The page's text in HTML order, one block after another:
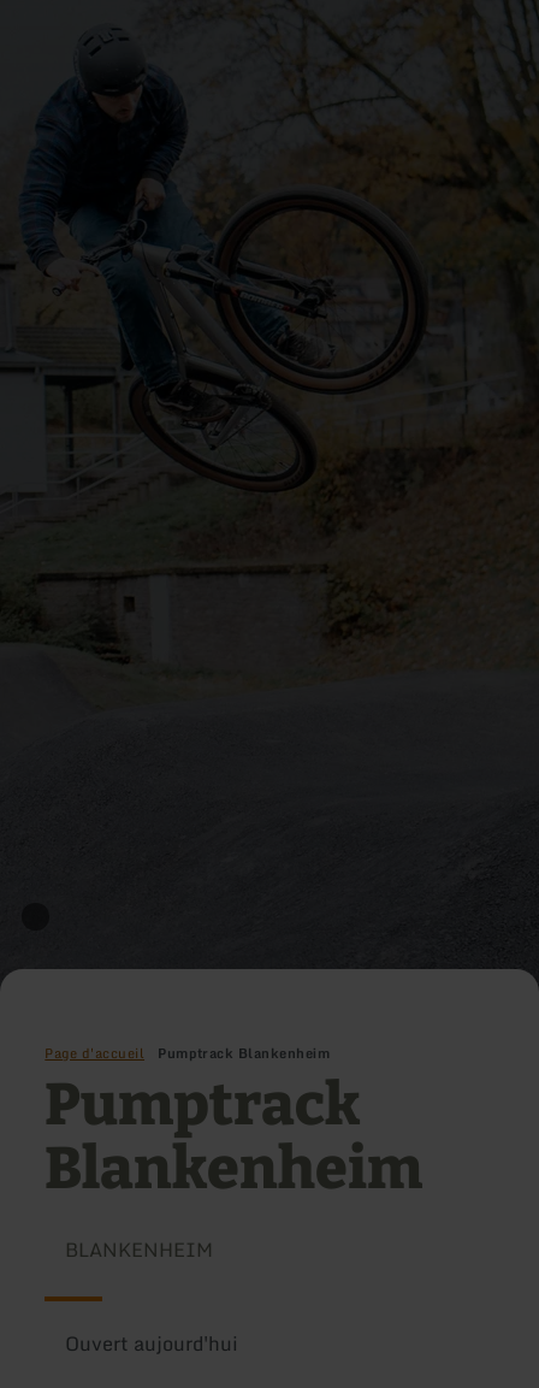
Page d'accueil Pumptrack Blankenheim
Pumptrack
Blankenheim
BLANKENHEIM
Ouvert aujourd'hui